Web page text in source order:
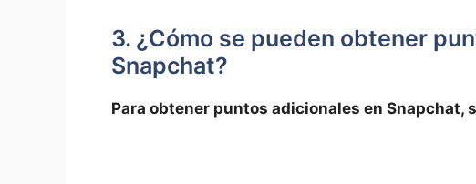
3. ¿Cómo se pueden obtener‌
Snapchat?
Para obtener​ puntos adicionales en Snapchat,